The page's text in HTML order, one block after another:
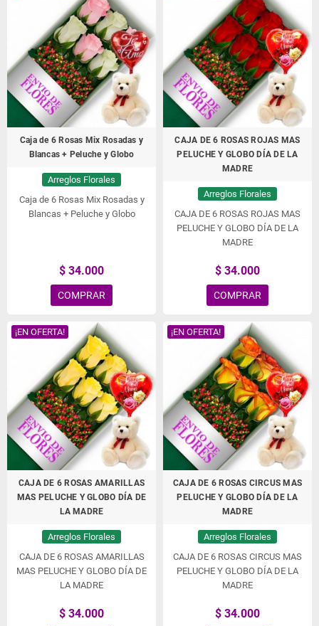
Caja de 6 Rosas Mix Rosadas y
Blancas + Peluche y Globo
Arreglos Florales
Caja de 6 Rosas Mix Rosadas y
Blancas + Peluche y Globo
$ 34.000
COMPRAR
CAJA DE 6 ROSAS ROJAS MAS
PELUCHE Y GLOBO DÍA DE LA
MADRE
Arreglos Florales
CAJA DE 6 ROSAS ROJAS MAS
PELUCHE Y GLOBO DÍA DE LA
MADRE
$ 34.000
COMPRAR
¡EN OFERTA!
CAJA DE 6 ROSAS AMARILLAS
MAS PELUCHE Y GLOBO DÍA DE
LA MADRE
Arreglos Florales
CAJA DE 6 ROSAS AMARILLAS
MAS PELUCHE Y GLOBO DÍA DE
LA MADRE
$ 34.000
¡EN OFERTA!
CAJA DE 6 ROSAS CIRCUS MAS
PELUCHE Y GLOBO DÍA DE LA
MADRE
Arreglos Florales
CAJA DE 6 ROSAS CIRCUS MAS
PELUCHE Y GLOBO DÍA DE LA
MADRE
$ 34.000